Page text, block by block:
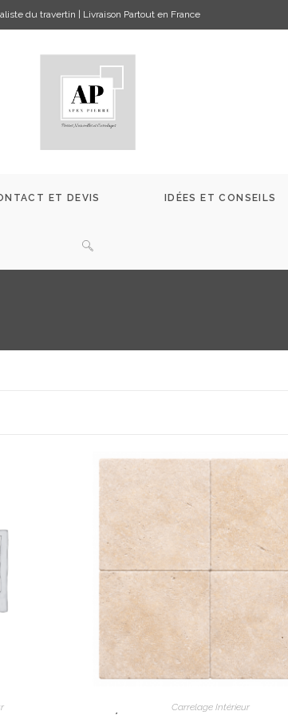
du travertin | Livraison Partout en France
ET DEVIS IDÉES ET CONSEILS
AJOUTER AU PANIER
Carrelage Intérieur
à 17h30
INFORMATIONS PRATIQUES
Livraison
Conditionnement
Nos Engagements
Paiement 100% Sécurisé
INFORMATIONS LEGALES
Mentions légales